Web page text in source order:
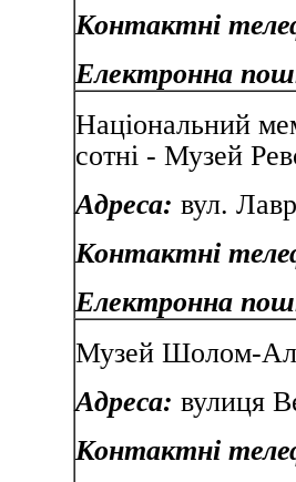
Контактні
Електронна
Національний
сотні - Музей
Адреса: вул.
Контактні
Електронна
Музей Шолом-
Адреса: вулиця
Контактні